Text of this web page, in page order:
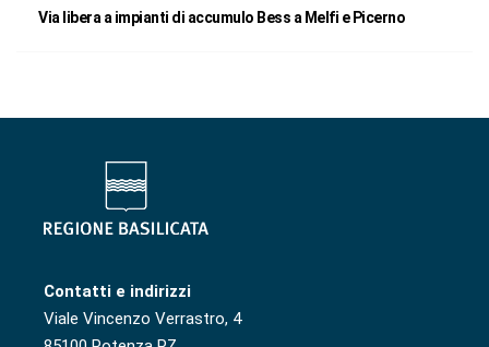
Via libera a impianti di accumulo Bess a Melfi e Picerno
Contatti e indirizzi
Viale Vincenzo Verrastro, 4